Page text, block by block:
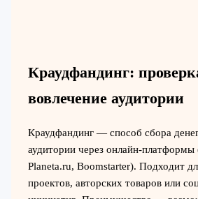
Краудфандинг:
вовлечение аудитории
Краудфандинг — способ сбора
аудитории через онлайн-
Planeta.ru, Boomstarter). Подходит
проектов, авторских товаров или